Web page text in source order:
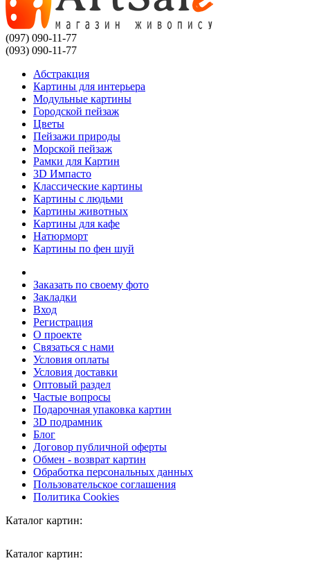
(097) 090-11-77
(093) 090-11-77
Абстракция
Картины для интерьера
Модульные картины
Городской пейзаж
Цветы
Пейзажи природы
Морской пейзаж
Рамки для Картин
3D Импасто
Классические картины
Картины с людьми
Картины животных
Картины для кафе
Натюрморт
Картины по фен шуй
Заказать по своему фото
Закладки
Вход
Регистрация
О проекте
Связаться с нами
Условия оплаты
Условия доставки
Оптовый раздел
Частые вопросы
Подарочная упаковка картин
3D подрамник
Блог
Договор публичной оферты
Обмен - возврат картин
Обработка персональных данных
Пользовательское соглашения
Политика Cookies
Каталог картин:
Каталог картин: